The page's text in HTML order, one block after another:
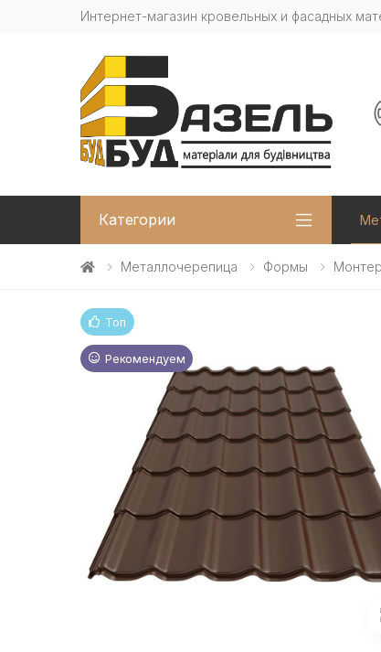
Интернет-магазин кровельных и фасадных
Категории
Металлочерепица Формы
Топ
Рекомендуем